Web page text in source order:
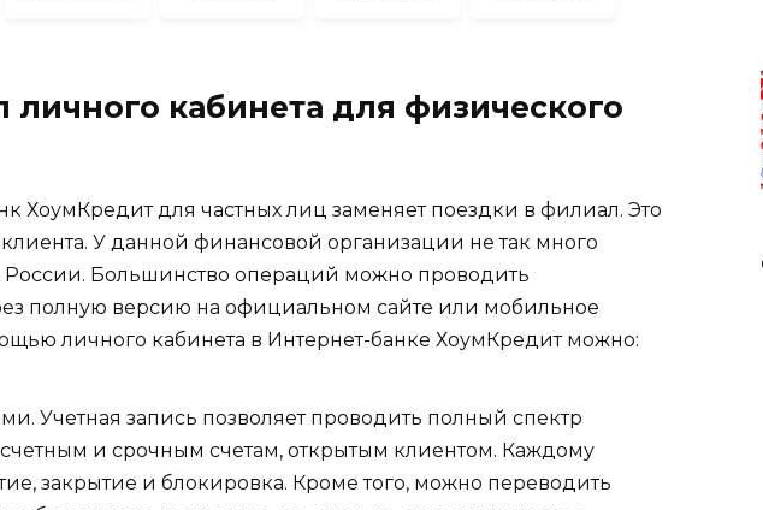
кабинета для физического
ХоумКредит для частных лиц заменяет поездки в филиал. Это
У данной финансовой организации не так много
России. Большинство операций можно проводить
полную версию на официальном сайте или мобильное
личного кабинета в Интернет-банке ХоумКредит можно:
Учетная запись позволяет проводить полный спектр
и срочным счетам, открытым клиентом. Каждому
закрытие и блокировка. Кроме того, можно переводить